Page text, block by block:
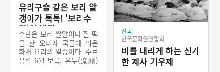
유리구슬 같은 보리 알
갱이가 톡톡! '보리수
단'의 별미
수단은 보리 쌀알이나 흰 떡
을 찬 오미자 국물에 띄운
화채 요리의 일종이다. 주로
음력 6월 보름, 유두(流頭)
전국
한국문화원연합회
비를 내리게 하는 신기
한 제사 기우제